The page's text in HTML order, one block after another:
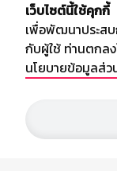
อัพเดทข่าวสารวงก
ลีก ไทยลีก ฟุตบอลโ
เว็บไซต์นี้ใช้คุกกี้
เพื่อพัฒนาประสบ
กับผู้ใช้ ท่านตกล
นโยบายข้อมูลส่